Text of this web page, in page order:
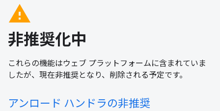
warning
非推奨化中
これらの機能はウェブ プラットフォームに含まれていま
したが、現在非推奨となり、削除される予定です。
アンロード ハンドラの非推奨